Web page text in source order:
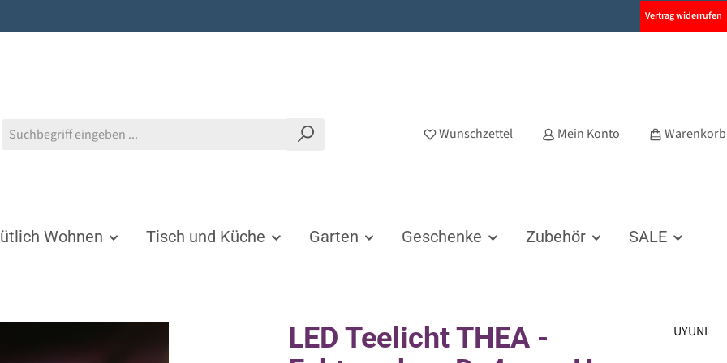
Vertrag widerrufen
Wunschzettel Mein Konto Warenkorb
Wohnen Tisch und Küche Garten Geschenke Zubehör SALE
LED Teelicht THEA -
UYUNI